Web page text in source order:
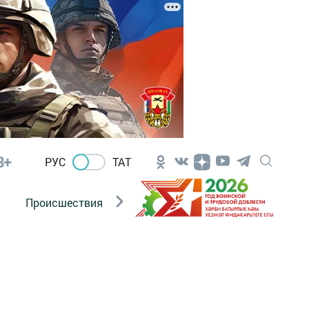
РУС ТАТ
Происшествия Новости Госавтоинспекции